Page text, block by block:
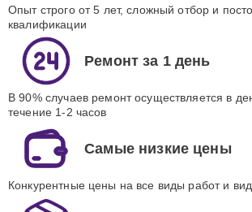
Опыт строго от 5 лет, сложный отбор и
квалификации
Ремонт за 1 день
В 90% случаев ремонт осуществляется в
течение 1-2 часов
Самые низкие цены
Конкурентные цены на все виды работ и